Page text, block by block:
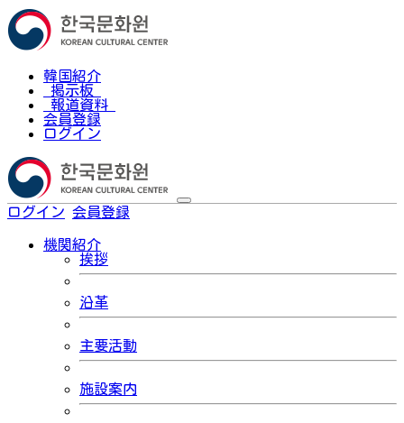
韓国紹介
掲示板
報道資料
会員登録
ログイン
ログイン 会員登録
機関紹介
挨拶
沿革
主要活動
施設案内